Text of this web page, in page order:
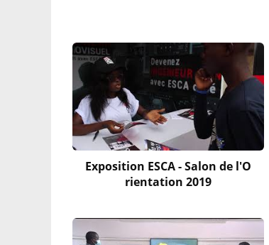
Exposition ESCA - Salon de l'O
rientation 2019